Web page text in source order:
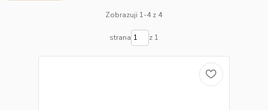
Zobrazuji 1-4 z 4
strana z 1